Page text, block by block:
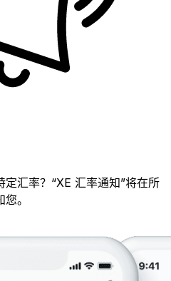
汇率？“XE 汇率通知”将在所
。